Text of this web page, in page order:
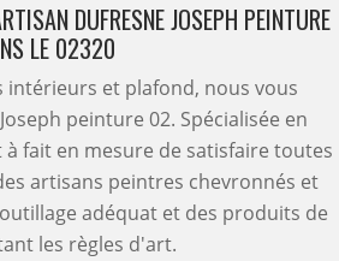
DUFRESNE JOSEPH PEINTURE
LE 02320
intérieurs et plafond, nous vous
peinture 02. Spécialisée en
fait en mesure de satisfaire toutes
artisans peintres chevronnés et
adéquat et des produits de
les règles d'art.